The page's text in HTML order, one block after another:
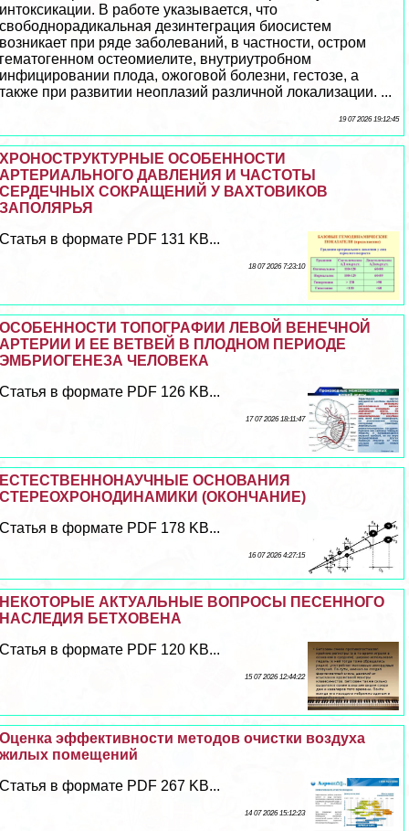
интоксикации. В работе указывается, что
свободнорадикальная дезинтеграция биосистем
возникает при ряде заболеваний, в частности, остром
гематогенном остеомиелите, внутриутробном
инфицировании плода, ожоговой болезни, гестозе, а
также при развитии неоплазий различной локализации. ...
19 07 2026 19:12:45
ХРОНОСТРУКТУРНЫЕ ОСОБЕННОСТИ
АРТЕРИАЛЬНОГО ДАВЛЕНИЯ И ЧАСТОТЫ
СЕРДЕЧНЫХ СОКРАЩЕНИЙ У ВАХТОВИКОВ
ЗАПОЛЯРЬЯ
Статья в формате PDF 131 KB...
18 07 2026 7:23:10
ОСОБЕННОСТИ ТОПОГРАФИИ ЛЕВОЙ ВЕНЕЧНОЙ
АРТЕРИИ И ЕЕ ВЕТВЕЙ В ПЛОДНОМ ПЕРИОДЕ
ЭМБРИОГЕНЕЗА ЧЕЛОВЕКА
Статья в формате PDF 126 KB...
17 07 2026 18:11:47
ЕСТЕСТВЕННОНАУЧНЫЕ ОСНОВАНИЯ
СТЕРЕОХРОНОДИНАМИКИ (ОКОНЧАНИЕ)
Статья в формате PDF 178 KB...
16 07 2026 4:27:15
НЕКОТОРЫЕ АКТУАЛЬНЫЕ ВОПРОСЫ ПЕСЕННОГО
НАСЛЕДИЯ БЕТХОВЕНА
Статья в формате PDF 120 KB...
15 07 2026 12:44:22
Оценка эффективности методов очистки воздуха
жилых помещений
Статья в формате PDF 267 KB...
14 07 2026 15:12:23